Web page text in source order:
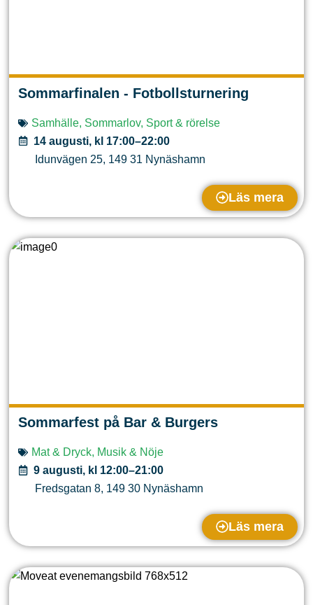
Sommarfinalen - Fotbollsturnering
Samhälle, Sommarlov, Sport & rörelse
14 augusti, kl 17:00–22:00
Idunvägen 25, 149 31 Nynäshamn
Läs mera
Sommarfest på Bar & Burgers
Mat & Dryck, Musik & Nöje
9 augusti, kl 12:00–21:00
Fredsgatan 8, 149 30 Nynäshamn
Läs mera